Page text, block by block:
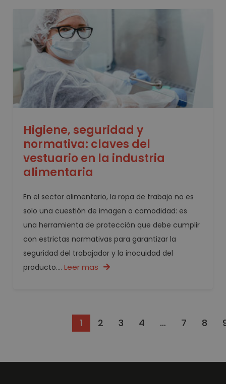
Higiene, seguridad y
normativa: claves del
vestuario en la industria
alimentaria
En el sector alimentario, la ropa de trabajo no es
solo una cuestión de imagen o comodidad: es
una herramienta de protección que debe cumplir
con estrictas normativas para garantizar la
seguridad del trabajador y la inocuidad del
producto....Leer mas
1 2 3 4 … 7 8